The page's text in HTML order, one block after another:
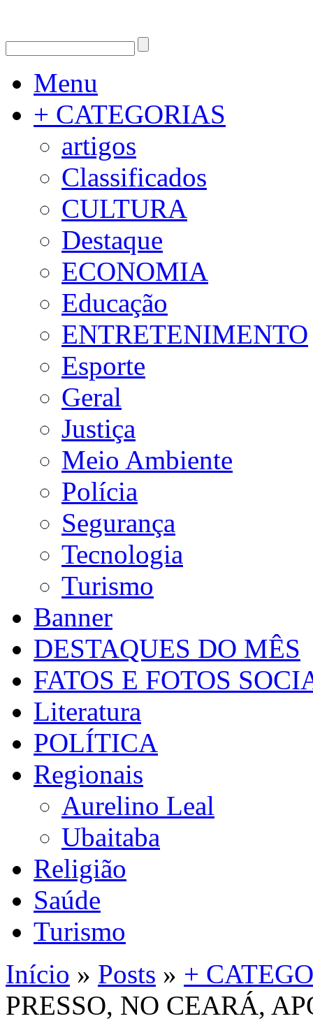
Menu
+ CATEGORIAS
artigos
Classificados
CULTURA
Destaque
ECONOMIA
Educação
ENTRETENIMENTO
Esporte
Geral
Justiça
Meio Ambiente
Polícia
Segurança
Tecnologia
Turismo
Banner
DESTAQUES DO MÊS
FATOS E FOTOS
Literatura
POLÍTICA
Regionais
Aurelino Leal
Ubaitaba
Religião
Saúde
Turismo
Início » Posts » +
PRESSO, NO CEARÁ,